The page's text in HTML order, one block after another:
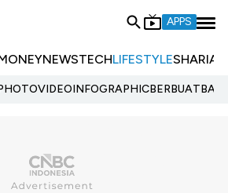
APPS
NEWSTECHLIFESTYLESHARIA
VIDEOINFOGRAPHIC